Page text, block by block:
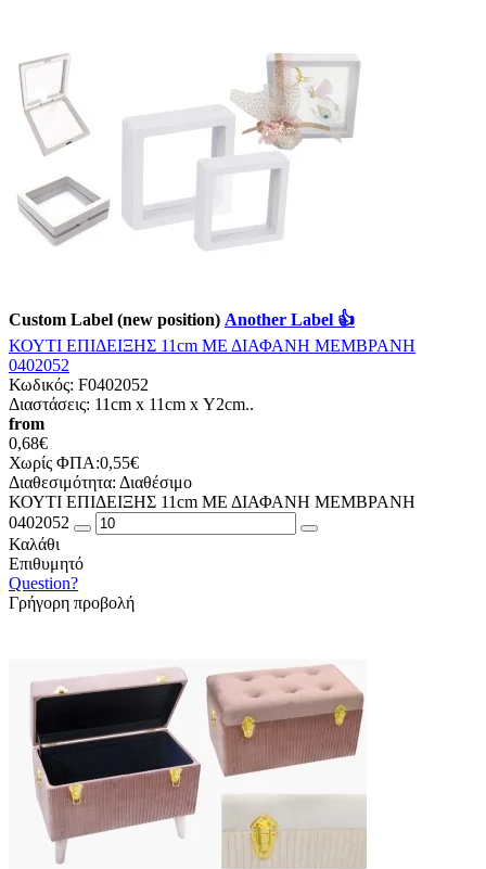
Custom Label (new position) Another Label 👍
ΚΟΥΤΙ ΕΠΙΔΕΙΞΗΣ 11cm ΜΕ ΔΙΑΦΑΝΗ ΜΕΜΒΡΑΝΗ
0402052
Κωδικός: F0402052
Διαστάσεις: 11cm x 11cm x Υ2cm..
from
0,68€
Χωρίς ΦΠΑ:0,55€
Διαθεσιμότητα: Διαθέσιμο
ΚΟΥΤΙ ΕΠΙΔΕΙΞΗΣ 11cm ΜΕ ΔΙΑΦΑΝΗ ΜΕΜΒΡΑΝΗ
0402052
Καλάθι
Επιθυμητό
Question?
Γρήγορη προβολή